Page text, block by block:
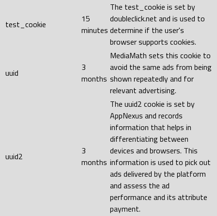
test_cookie
15
minutes
The test_cookie is set by
doubleclick.net and is used to
determine if the user's
browser supports cookies.
uuid
3
months
MediaMath sets this cookie to
avoid the same ads from being
shown repeatedly and for
relevant advertising.
uuid2
3
months
The uuid2 cookie is set by
AppNexus and records
information that helps in
differentiating between
devices and browsers. This
information is used to pick out
ads delivered by the platform
and assess the ad
performance and its attribute
payment.